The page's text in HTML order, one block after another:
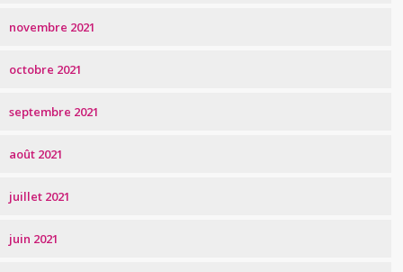
novembre 2021
octobre 2021
septembre 2021
août 2021
juillet 2021
juin 2021